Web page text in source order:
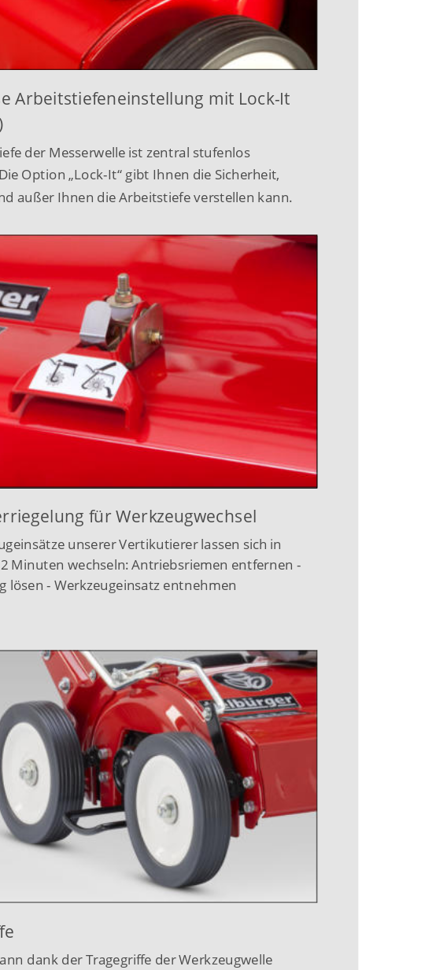
für Werkzeugwechsel
unserer Vertikutierer lassen sich in
Minuten wechseln: Antriebsriemen entfernen -
lösen - Werkzeugeinsatz entnehmen
Arbeitstiefeneinstellung mit Lock-It
der Messerwelle ist zentral stufenlos
Option „Lock-It“ gibt Ihnen die Sicherheit,
außer Ihnen die Arbeitstiefe verstellen kann.
dank der Tragegriffe der Werkzeugwelle